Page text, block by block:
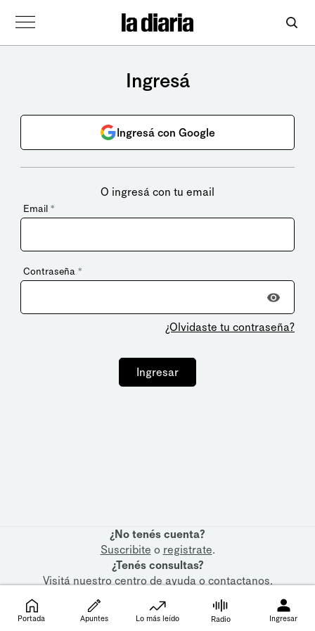
Ingresá
Ingresá con Google
O ingresá con tu email
Email *
Contraseña *
¿Olvidaste tu contraseña?
Ingresar
¿No tenés cuenta?
Suscribite o registrate.
¿Tenés consultas?
Visitá nuestrocentro de ayudaocontactanos.
Portada Apuntes Lo más leído Radio Ingresar